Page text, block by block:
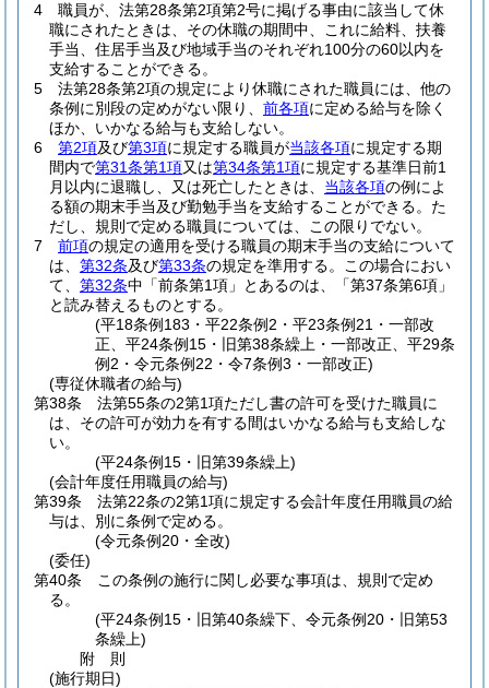
4
職員が、法第28条第2項第2号に掲げる事由に該当して休
職にされたときは、その休職の期間中、これに給料、扶養
手当、住居手当及び地域手当のそれぞれ100分の60以内を
支給することができる。
5
法第28条第2項の規定により休職にされた職員には、他の
条例に別段の定めがない限り、 前各項に定める給与を除く
ほか、いかなる給与も支給しない。
6
第2項及び第3項に規定する職員が当該各項に規定する期
間内で第31条第1項又は第34条第1項に規定する基準日前1
月以内に退職し、又は死亡したときは、 当該各項の例によ
る額の期末手当及び勤勉手当を支給することができる。 た
だし、規則で定める職員については、この限りでない。
7
前項の規定の適用を受ける職員の期末手当の支給について
は、 第32条及び第33条の規定を準用する。
この場合におい
て、 第32条中「前条第1項」とあるのは、「第37条第6項」
と読み替えるものとする。
(平18条例183・平22条例2・平23条例21・一部改
正、平24条例15・旧第38条繰上・一部改正、平29条
例2・令元条例22・令7条例3・一部改正)
(専従休職者の給与)
第38条
法第55条の2第1項ただし書の許可を受けた職員に
は、その許可が効力を有する間はいかなる給与も支給しな
い。
(平24条例15・旧第39条繰上)
(会計年度任用職員の給与)
第39条
法第22条の2第1項に規定する会計年度任用職員の給
与は、別に条例で定める。
(令元条例20・全改)
(委任)
第40条
この条例の施行に関し必要な事項は、規則で定め
る。
(平24条例15・旧第40条繰下、令元条例20・旧第53
条繰上)
附 則
(施行期日)